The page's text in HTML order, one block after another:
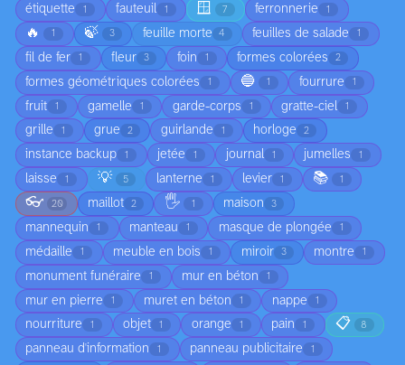
étiquette 1 fauteuil 1 🪟 7 ferronnerie 1
🔥 1 🍃 3 feuille morte 4 feuilles de salade 1
fil de fer 1 fleur 3 foin 1 formes colorées 2
formes géométriques colorées 1 🔵 1 fourrure 1
fruit 1 gamelle 1 garde-corps 1 gratte-ciel 1
grille 1 grue 2 guirlande 1 horloge 2
instance backup 1 jetée 1 journal 1 jumelles 1
laisse 1 💡 5 lanterne 1 levier 1 📚 1
👓 20 maillot 2 🖐️ 1 maison 3
mannequin 1 manteau 1 masque de plongée 1
médaille 1 meuble en bois 1 miroir 3 montre 1
monument funéraire 1 mur en béton 1
mur en pierre 1 muret en béton 1 nappe 1
nourriture 1 objet 1 orange 1 pain 1 📋 8
panneau d'information 1 panneau publicitaire 1